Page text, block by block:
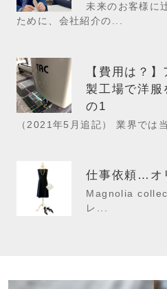
未来のお客様に
ために、会社紹介の...
【費用は？
製工場で洋
の1
（2021年5月追記） 業界では
仕事依頼…オ
Magnolia
レ...